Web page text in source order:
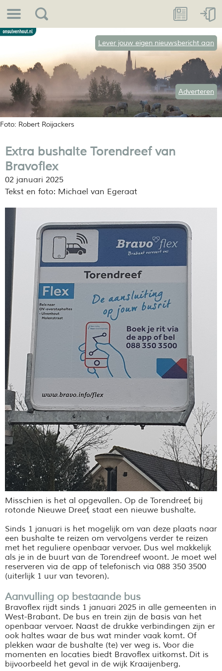
Foto: Robert Roijackers
Lever jouw eigen nieuwsbericht aan
Adverteren
Extra bushalte Torendreef van
Bravoflex
02 januari 2025
Tekst en foto: Michael van Egeraat
Misschien is het al opgevallen. Op de Torendreef, bij
rotonde Nieuwe Dreef, staat een nieuwe bushalte.
Sinds 1 januari is het mogelijk om van deze plaats naar
een bushalte te reizen om vervolgens verder te reizen
met het reguliere openbaar vervoer. Dus wel makkelijk
als je in de buurt van de Torendreef woont. Je moet wel
reserveren via de app of telefonisch via 088 350 3500
(uiterlijk 1 uur van tevoren).
Aanvulling op bestaande bus
Bravoflex rijdt sinds 1 januari 2025 in alle gemeenten in
West-Brabant. De bus en trein zijn de basis van het
openbaar vervoer. Naast de drukke verbindingen zijn er
ook haltes waar de bus wat minder vaak komt. Of
plekken waar de bushalte (te) ver weg is. Voor die
momenten en locaties biedt Bravoflex uitkomst. Dit is
bijvoorbeeld het geval in de wijk Kraaijenberg.